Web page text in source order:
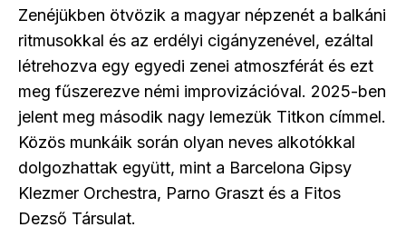
Zenéjükben ötvözik a magyar népzenét a balkáni
ritmusokkal és az erdélyi cigányzenével, ezáltal
létrehozva egy egyedi zenei atmoszférát és ezt
meg fűszerezve némi improvizációval. 2025-ben
jelent meg második nagy lemezük Titkon címmel.
Közös munkáik során olyan neves alkotókkal
dolgozhattak együtt, mint a Barcelona Gipsy
Klezmer Orchestra, Parno Graszt és a Fitos
Dezső Társulat.